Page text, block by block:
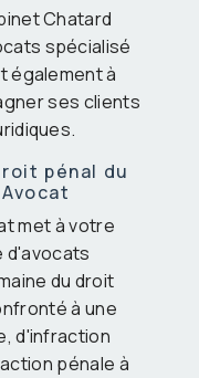
Chatard
spécialisé
également à
ses clients
pénal du
met à votre
d'avocats
du droit
à une
d'infraction
pénale à